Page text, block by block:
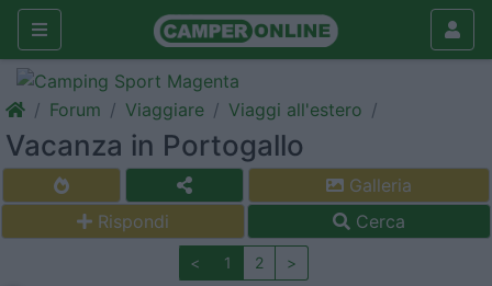
Forum Viaggiare Viaggi all'estero
Vacanza in Portogallo
Galleria
Rispondi
Cerca
< 1 2 >